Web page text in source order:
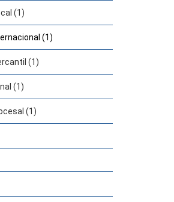
(1)
(1)
(1)
(1)
(1)